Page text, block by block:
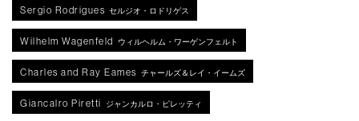
Sergio Rodrigues セルジオ・ロドリゲス
Wilhelm Wagenfeld ウィルヘルム・ワーゲンフェルト
Charles and Ray Eames チャールズ＆レイ・イームズ
Giancalro Piretti ジャンカルロ・ピレッティ